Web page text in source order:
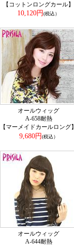
【コットンロングカール】
10,120円(税込）
オールウィッグ
A-658耐熱
【マーメイドカールロング】
9,680円(税込）
オールウィッグ
A-644耐熱